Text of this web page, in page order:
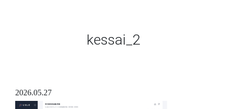
kessai_2
2026.05.27